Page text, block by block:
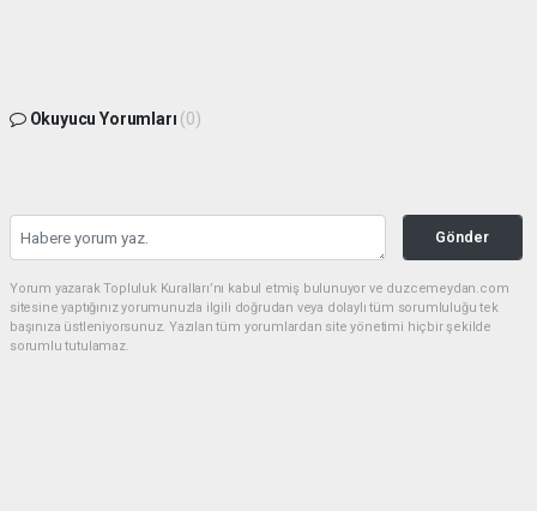
Okuyucu Yorumları (0)
Gönder
Yorum yazarak Topluluk Kuralları’nı kabul etmiş bulunuyor ve duzcemeydan.com
sitesine yaptığınız yorumunuzla ilgili doğrudan veya dolaylı tüm sorumluluğu tek
başınıza üstleniyorsunuz. Yazılan tüm yorumlardan site yönetimi hiçbir şekilde
sorumlu tutulamaz.